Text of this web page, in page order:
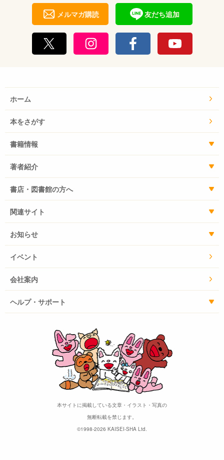
メルマガ購読 友だち追加
ホーム
本をさがす
書籍情報
著者紹介
書店・図書館の方へ
関連サイト
お知らせ
イベント
会社案内
ヘルプ・サポート
本サイトに掲載している文章・イラスト・写真の
無断転載を禁じます。
©1998-2026 KAISEI-SHA Ltd.